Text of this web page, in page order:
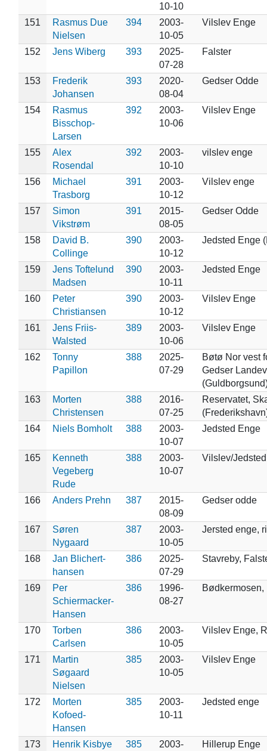
10-10
151
Rasmus Due
Nielsen
394
2003-
10-05
Vilslev Enge
152 Jens Wiberg 393
2025-
07-28
Falster
153
Frederik
Johansen
393
2020-
08-04
Gedser Odde
154
Rasmus
Bisschop-
Larsen
392
2003-
10-06
Vilslev Enge
155
Alex
Rosendal
392
2003-
10-10
vilslev enge
156
Michael
Trasborg
391
2003-
10-12
Vilslev enge
157
Simon
Vikstrøm
391
2015-
08-05
Gedser Odde
158
David B.
Collinge
390
2003-
10-12
Jedsted Enge
159
Jens Toftelund
Madsen
390
2003-
10-11
Jedsted Enge
160
Peter
Christiansen
390
2003-
10-12
Vilslev Enge
161
Jens Friis-
Walsted
389
2003-
10-06
Vilslev Enge
162
Tonny
Papillon
388
2025-
07-29
Bøtø Nor vest
Gedser
163
Morten
Christensen
388
2016-
07-25
Reservatet,
164
Niels Bomholt 388
2003-
10-07
Jedsted Enge
165
Kenneth
Vegeberg
Rude
388
2003-
10-07
Vilslev/
166 Anders Prehn 387
2015-
08-09
Gedser odde
167
Søren
Nygaard
387
2003-
10-05
Jersted enge,
168
Jan Blichert-
hansen
386
2025-
07-29
Stavreby,
169
Per
Schiermacker-
Hansen
386
1996-
08-27
Bødkermosen,
170
Torben
Carlsen
386
2003-
10-05
Vilslev Enge,
171
Martin
Søgaard
Nielsen
385
2003-
10-05
Vilslev Enge
172
Morten
Kofoed-
Hansen
385
2003-
10-11
Jedsted enge
173 Henrik Kisbye 385
2003-
Hillerup Enge